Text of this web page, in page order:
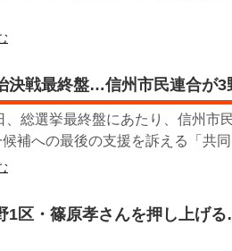
決戦最終盤…信州市民連合が3
、総選挙最終盤にあたり、信州市
補への最後の支援を訴える「共
1区・篠原孝さんを押し上げ